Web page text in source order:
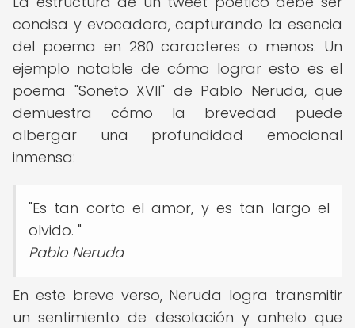
concisa y evocadora, capturando la esencia
del poema en 280 caracteres o menos. Un
ejemplo notable de cómo lograr esto es el
poema "Soneto XVII" de Pablo Neruda, que
demuestra cómo la brevedad puede
albergar una profundidad emocional
inmensa:
"Es tan corto el amor, y es tan largo el
olvido. "
Pablo Neruda
En este breve verso, Neruda logra transmitir
un sentimiento de desolación y anhelo que